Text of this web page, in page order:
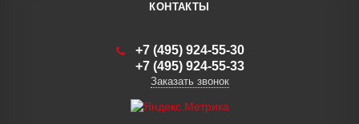
КОНТАКТЫ
+7 (495) 924-55-30
+7 (495) 924-55-33
Заказать звонок